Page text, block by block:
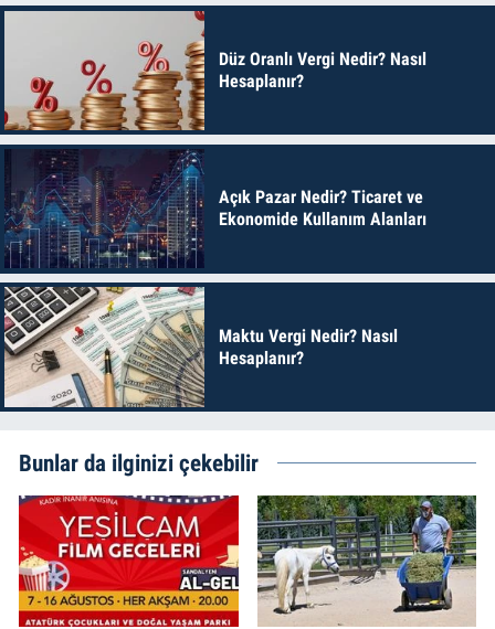
Düz Oranlı Vergi Nedir? Nasıl
Hesaplanır?
Açık Pazar Nedir? Ticaret ve
Ekonomide Kullanım Alanları
Maktu Vergi Nedir? Nasıl
Hesaplanır?
Bunlar da ilginizi çekebilir